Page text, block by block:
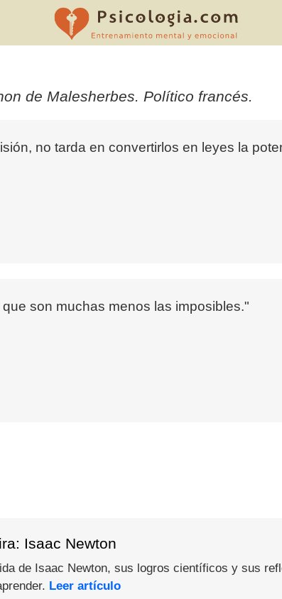
de Malesherbes. Político francés.
no tarda en convertirlos en leyes la
son muchas menos las imposibles."
Isaac Newton
de Isaac Newton, sus logros científicos y sus
Leer artículo